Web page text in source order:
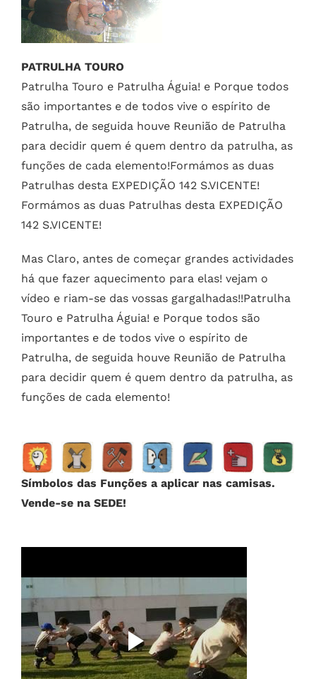
PATRULHA TOURO
Patrulha Touro e Patrulha Águia! e Porque todos
são importantes e de todos vive o espírito de
Patrulha, de seguida houve Reunião de Patrulha
para decidir quem é quem dentro da patrulha, as
funções de cada elemento!Formámos as duas
Patrulhas desta EXPEDIÇÃO 142 S.VICENTE!
Formámos as duas Patrulhas desta EXPEDIÇÃO
142 S.VICENTE!
Mas Claro, antes de começar grandes actividades
há que fazer aquecimento para elas! vejam o
vídeo e riam-se das vossas gargalhadas!!Patrulha
Touro e Patrulha Águia! e Porque todos são
importantes e de todos vive o espírito de
Patrulha, de seguida houve Reunião de Patrulha
para decidir quem é quem dentro da patrulha, as
funções de cada elemento!
Símbolos das Funções a aplicar nas camisas.
Vende-se na SEDE!